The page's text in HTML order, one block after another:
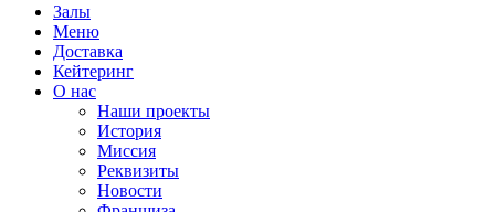
Залы
Меню
Доставка
Кейтеринг
О нас
Наши проекты
История
Миссия
Реквизиты
Новости